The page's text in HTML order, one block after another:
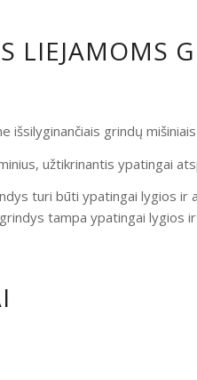
LIEJAMOMS
išsilyginančiais grindų
užtikrinantis ypatingai
turi būti ypatingai lygios ir
tampa ypatingai lygios ir